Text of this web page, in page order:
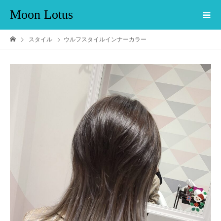
Moon Lotus
スタイル ウルフスタイルインナーカラー